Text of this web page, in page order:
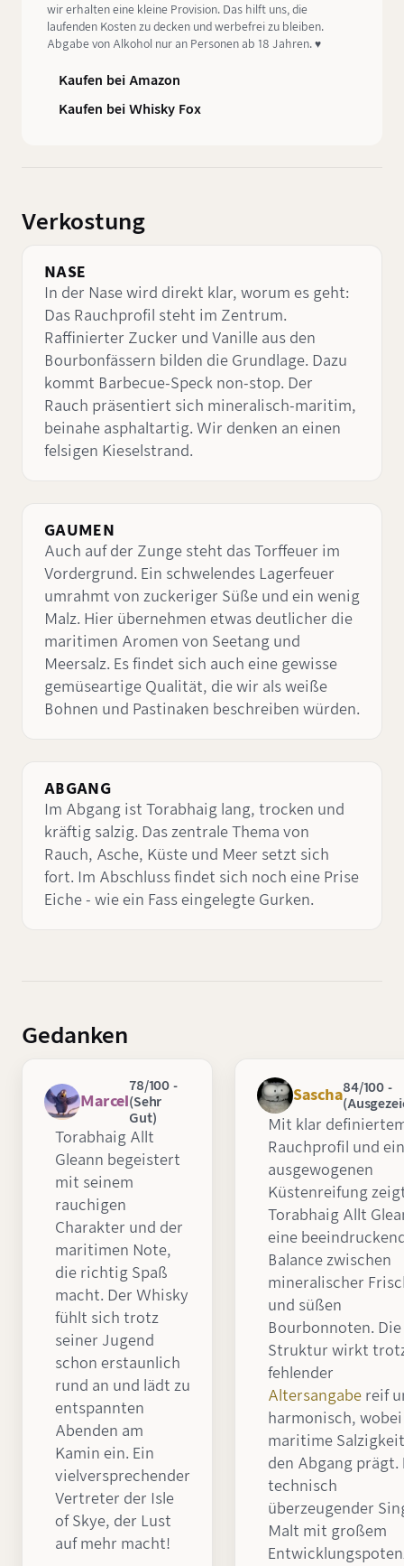
wir erhalten eine kleine Provision. Das hilft uns, die
laufenden Kosten zu decken und werbefrei zu bleiben.
Abgabe von Alkohol nur an Personen ab 18 Jahren. ♥️
Kaufen bei Amazon
Kaufen bei Whisky Fox
Verkostung
NASE
In der Nase wird direkt klar, worum es geht:
Das Rauchprofil steht im Zentrum.
Raffinierter Zucker und Vanille aus den
Bourbonfässern bilden die Grundlage. Dazu
kommt Barbecue-Speck non-stop. Der
Rauch präsentiert sich mineralisch-maritim,
beinahe asphaltartig. Wir denken an einen
felsigen Kieselstrand.
GAUMEN
Auch auf der Zunge steht das Torffeuer im
Vordergrund. Ein schwelendes Lagerfeuer
umrahmt von zuckeriger Süße und ein wenig
Malz. Hier übernehmen etwas deutlicher die
maritimen Aromen von Seetang und
Meersalz. Es findet sich auch eine gewisse
gemüseartige Qualität, die wir als weiße
Bohnen und Pastinaken beschreiben würden.
ABGANG
Im Abgang ist Torabhaig lang, trocken und
kräftig salzig. Das zentrale Thema von
Rauch, Asche, Küste und Meer setzt sich
fort. Im Abschluss findet sich noch eine Prise
Eiche - wie ein Fass eingelegte Gurken.
Gedanken
Marcel
78/100 -
(Sehr
Gut)
Torabhaig Allt
Gleann begeistert
mit seinem
rauchigen
Charakter und der
maritimen Note,
die richtig Spaß
macht. Der Whisky
fühlt sich trotz
seiner Jugend
schon erstaunlich
rund an und lädt zu
entspannten
Abenden am
Kamin ein. Ein
vielversprechender
Vertreter der Isle
of Skye, der Lust
auf mehr macht!
Sascha84/100 -
Mit klar
Rauchprofil und
ausgewogenen
Küstenreifung
Torabhaig Allt
eine
Balance zwischen
mineralischer
und süßen
Bourbonnoten. Die
Struktur wirkt
fehlender
Altersangabe reif
harmonisch,
maritime Salzigkeit
den Abgang prägt.
technisch
überzeugender
Malt mit großem